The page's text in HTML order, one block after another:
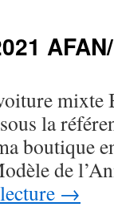
mixte
la
boutique
de
→